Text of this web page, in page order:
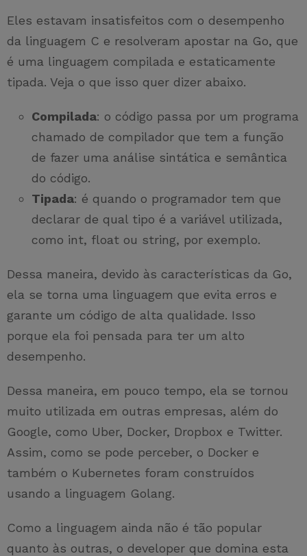
Eles estavam insatisfeitos com o desempenho
da linguagem C e resolveram apostar na Go, que
é uma linguagem compilada e estaticamente
tipada. Veja o que isso quer dizer abaixo.
Compilada: o código passa por um programa
chamado de compilador que tem a função
de fazer uma análise sintática e semântica
do código.
Tipada: é quando o programador tem que
declarar de qual tipo é a variável utilizada,
como int, float ou string, por exemplo.
Dessa maneira, devido às características da Go,
ela se torna uma linguagem que evita erros e
garante um código de alta qualidade. Isso
porque ela foi pensada para ter um alto
desempenho.
Dessa maneira, em pouco tempo, ela se tornou
muito utilizada em outras empresas, além do
Google, como Uber, Docker, Dropbox e Twitter.
Assim, como se pode perceber, o Docker e
também o Kubernetes foram construídos
usando a linguagem Golang.
Como a linguagem ainda não é tão popular
quanto às outras, o developer que domina esta